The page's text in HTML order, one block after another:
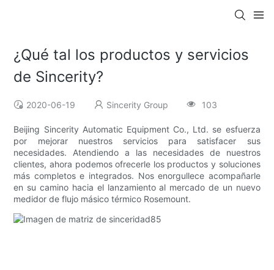
¿Qué tal los productos y servicios
de Sincerity?
2020-06-19 Sincerity Group 103
Beijing Sincerity Automatic Equipment Co., Ltd. se esfuerza
por mejorar nuestros servicios para satisfacer sus
necesidades. Atendiendo a las necesidades de nuestros
clientes, ahora podemos ofrecerle los productos y soluciones
más completos e integrados. Nos enorgullece acompañarle
en su camino hacia el lanzamiento al mercado de un nuevo
medidor de flujo másico térmico Rosemount.